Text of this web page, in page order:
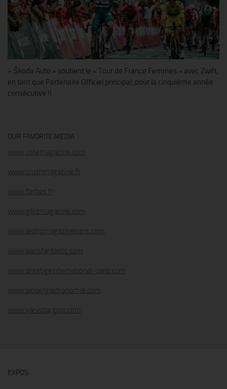
« Škoda Auto » soutient le « Tour de France Femmes » avec Zwift,
en tant que Partenaire Officiel principal, pour la cinquième année
consécutive !!
OUR FAVORITE MEDIA
www.cotemagazine.com
www.crushmagazine.fr
www.forbes.fr
www.glintmagazine.com
www.leditomagazineparis.com
www.parisfantastic.com
www.prestigeinternational-paris.com
www.vinsetgastronomie.com
www.yanisbargoin.com
EXPOS